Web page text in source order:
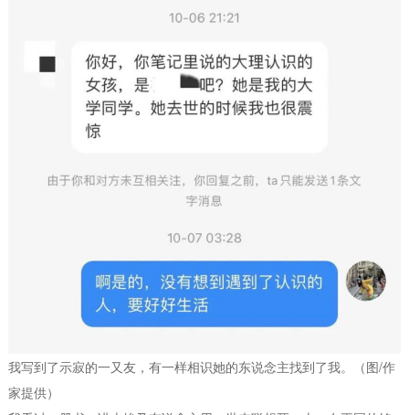
我写到了示寂的一又友，有一样相识她的东说念主找到了我。（图/作
家提供）